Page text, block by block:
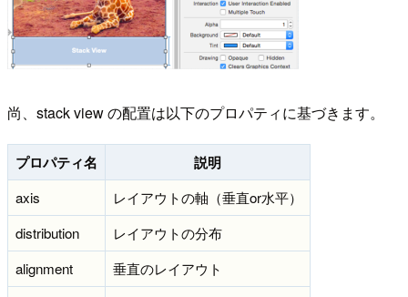
尚、stack view の配置は以下のプロパティに基づきます。
プロパティ名 説明
axis
レイアウトの軸（垂直or水平）
distribution
レイアウトの分布
alignment
垂直のレイアウト